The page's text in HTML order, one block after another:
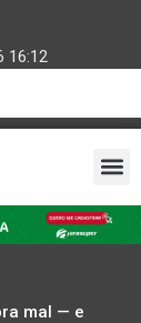
16:12
mal — e